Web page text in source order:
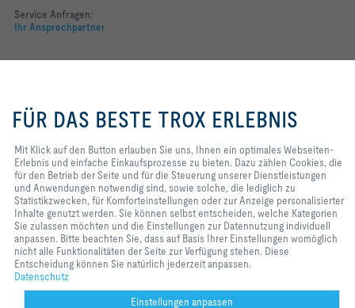
Service Anfragen:
Ihr Ansprechpartner
Folgen Sie uns
FACEBOOK
LINKEDIN
INSTAGRAM
Home Kontakt Impressum AGB Datenschutz Disclaimer
2026 © TROX Austria + CEE GmbH
Sie uns, Ihnen ein optimales
Webseiten-Erlebnis und einfache
zählen Cookies, die für den Betrieb
der Seite und für die Steuerung
unserer Dienstleistungen und
Anwendungen notwendig sind,
sowie solche, die lediglich zu
Statistikzwecken, für
Komforteinstellungen oder zur
Anzeige personalisierter Inhalte
genutzt werden. Sie können selbst
entscheiden, welche Kategorien
Einstellungen zur Datennutzung
individuell anpassen. Bitte
FÜR DAS BESTE TROX ERLEBNIS
Mit Klick auf den Button erlauben Sie uns, Ihnen ein optimales Webseiten-
Erlebnis und einfache Einkaufsprozesse zu bieten. Dazu zählen Cookies, die
für den Betrieb der Seite und für die Steuerung unserer Dienstleistungen
und Anwendungen notwendig sind, sowie solche, die lediglich zu
Statistikzwecken, für Komforteinstellungen oder zur Anzeige personalisierter
Inhalte genutzt werden. Sie können selbst entscheiden, welche Kategorien
Sie zulassen möchten und die Einstellungen zur Datennutzung individuell
anpassen. Bitte beachten Sie, dass auf Basis Ihrer Einstellungen womöglich
nicht alle Funktionalitäten der Seite zur Verfügung stehen. Diese
Entscheidung können Sie natürlich jederzeit anpassen.
Datenschutz
Einstellungen anpassen